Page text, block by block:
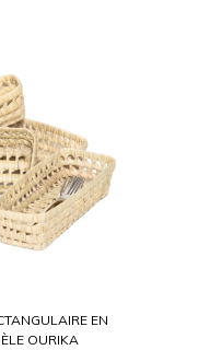
EN
OURIKA